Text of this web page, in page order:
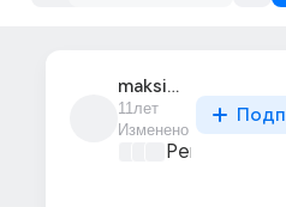
maksim_mokovozov_1
11лет
Изменено
Ремонт и